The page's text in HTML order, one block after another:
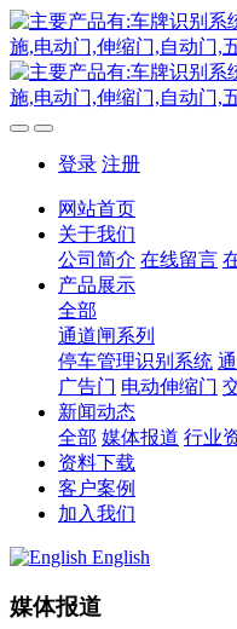
登录 注册
网站首页
关于我们
公司简介 在线留言
产品展示
全部
通道闸系列
停车管理识别系统
广告门 电动伸缩门
新闻动态
全部 媒体报道 行业
资料下载
客户案例
加入我们
English
媒体报道